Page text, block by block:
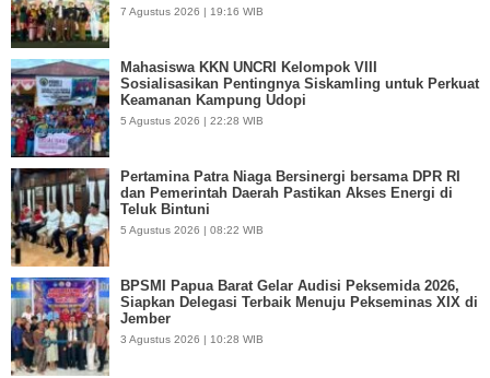
7 Agustus 2026 | 19:16 WIB
Mahasiswa KKN UNCRI Kelompok VIII
Sosialisasikan Pentingnya Siskamling untuk Perkuat
Keamanan Kampung Udopi
5 Agustus 2026 | 22:28 WIB
Pertamina Patra Niaga Bersinergi bersama DPR RI
dan Pemerintah Daerah Pastikan Akses Energi di
Teluk Bintuni
5 Agustus 2026 | 08:22 WIB
BPSMI Papua Barat Gelar Audisi Peksemida 2026,
Siapkan Delegasi Terbaik Menuju Pekseminas XIX di
Jember
3 Agustus 2026 | 10:28 WIB